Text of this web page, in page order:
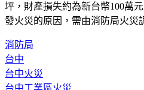
坪，財產損失約為新台幣100萬
發火災的原因，需由消防局火災
消防局
台中
台中火災
台中工業區火災